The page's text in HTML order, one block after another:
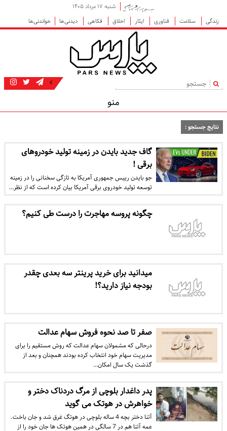
شنبه ۱۷ مرداد ۱۴۰۵
زندگی
سلامت فناوری ایثار اخلاق فکاهی دیدنی‌ها خواندنی‌ها
|
منو
نتایج جستجو :
گاف جدید بایدن در زمینه تولید خودروهای
برقی !
جو بایدن رییس جمهوری آمریکا به تازگی سخنانی را در زمینه
توسعه تولید خودروی برقی آمریکا بیان کرده است که از نظر…
چگونه پروسه مهاجرت را درست طی کنیم؟
میدانید برای خرید پرینتر سه بعدی چقدر
بودجه نیاز دارید؟!
صفر تا صد نحوه فروش سهام عدالت
درحالی که مشمولان سهام عدالت که روش مستقیم را برای
مدیریت سهام خود انتخاب کرده بودند همچنان و بعد از
گذشت یک سال امکان…
پدر داغدار بلوچی از مرگ دردناک دختر و
خواهرش در هوتک می گوید
آتنا دختر بچه 4 ساله بلوچی در هوتگ غرق شد و جان باخت.
عمه آتنا هم در 7 سالگی در همین هوتک ها جان خود را از